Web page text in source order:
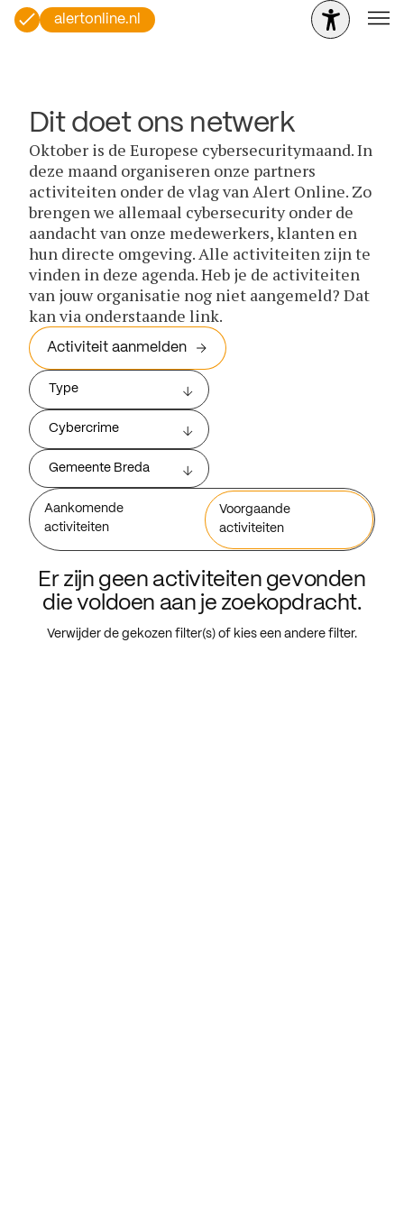
alertonline.nl
Dit doet ons netwerk
Oktober is de Europese cybersecuritymaand. In
deze maand organiseren onze partners
activiteiten onder de vlag van Alert Online. Zo
brengen we allemaal cybersecurity onder de
aandacht van onze medewerkers, klanten en
hun directe omgeving. Alle activiteiten zijn te
vinden in deze agenda. Heb je de activiteiten
van jouw organisatie nog niet aangemeld? Dat
kan via onderstaande link.
Activiteit aanmelden
Type
Cybercrime
Gemeente Breda
Aankomende
activiteiten
Voorgaande
activiteiten
Er zijn geen activiteiten gevonden
die voldoen aan je zoekopdracht.
Verwijder de gekozen filter(s) of kies een andere filter.